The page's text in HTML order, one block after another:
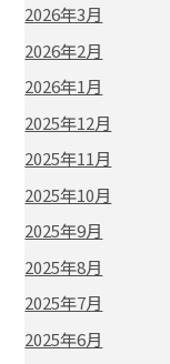
2026年3月
2026年2月
2026年1月
2025年12月
2025年11月
2025年10月
2025年9月
2025年8月
2025年7月
2025年6月